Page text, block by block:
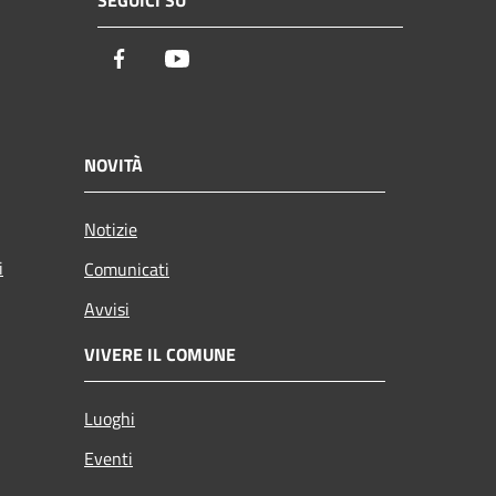
Facebook
NOVITÀ
Notizie
Comunicati
Avvisi
VIVERE IL COMUNE
Luoghi
Eventi